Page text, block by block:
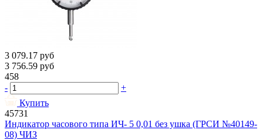
3 079.17 руб
3 756.59 руб
458
-
+
Купить
45731
Индикатор часового типа ИЧ- 5 0,01 без ушка (ГРСИ №40149-
08) ЧИЗ